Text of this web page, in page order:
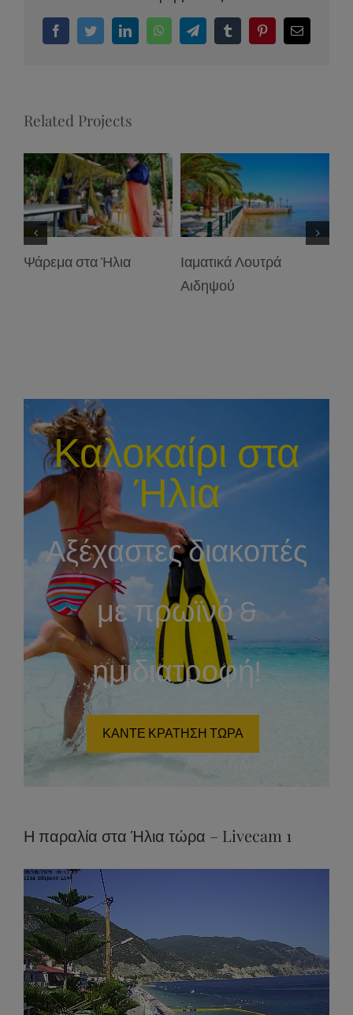
FacebookTwitterLinkedInWhatsAppTelegramTumblrPinterestEmail
Related Projects
Ψάρεμα στα Ήλια
Ιαματικά Λουτρά
Αιδηψού
Καλοκαίρι στα
Ήλια
Αξέχαστες διακοπές
με πρωϊνό &
ημιδιατροφή!
ΚΑΝΤΕ ΚΡΑΤΗΣΗ ΤΩΡΑ
Η παραλία στα Ήλια τώρα – Livecam 1